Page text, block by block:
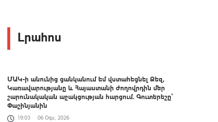
Լրահոս
ՄԱԿ-ի անունից ցանկանում եմ վստահեցնել Ձեզ,
Կառավարությանը և Հայաստանի ժողովրդին մեր
շարունակական աջակցության հարցում. Գուտերեշը՝
Փաշինյանին
19:03 06 Օգս, 2026